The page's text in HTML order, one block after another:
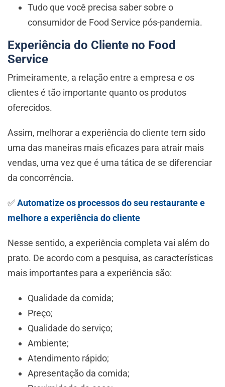
Tudo que você precisa saber sobre o
consumidor de Food Service pós-pandemia.
Experiência do Cliente no Food
Service
Primeiramente, a relação entre a empresa e os
clientes é tão importante quanto os produtos
oferecidos.
Assim, melhorar a experiência do cliente tem sido
uma das maneiras mais eficazes para atrair mais
vendas, uma vez que é uma tática de se diferenciar
da concorrência.
✅Automatize os processos do seu restaurante e
melhore a experiência do cliente
Nesse sentido, a experiência completa vai além do
prato. De acordo com a pesquisa, as características
mais importantes para a experiência são:
Qualidade da comida;
Preço;
Qualidade do serviço;
Ambiente;
Atendimento rápido;
Apresentação da comida;